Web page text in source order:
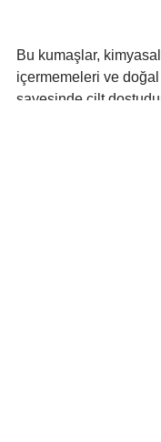
Bu kumaşlar, kimyasal
içermemeleri ve doğal
sayesinde cilt